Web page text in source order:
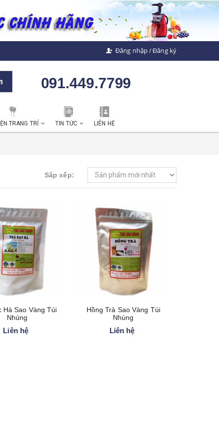
Đăng nhập/Đăng ký
091.449.7799
TRANG TRÍ TIN TỨC LIÊN HỆ
Sắp xếp:
Hà Sao Vàng Túi
Nhúng
Liên hệ
Hồng Trà Sao Vàng Túi
Nhúng
Liên hệ